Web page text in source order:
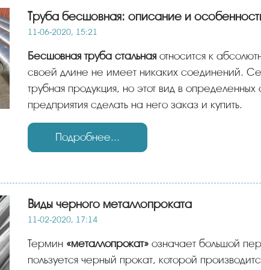
Труба бесшовная: описание и
11-06-2020, 15:21
Бесшовная труба стальнаяотносится к
своей длине не имеет никаких соединений.
трубная продукция, но этот вид в
предприятия сделать на него заказ и купить.
Подробнее...
Виды черного металлопроката
11-02-2020, 17:14
Термин «металлопрокат»означает большой
пользуется черный прокат, которой